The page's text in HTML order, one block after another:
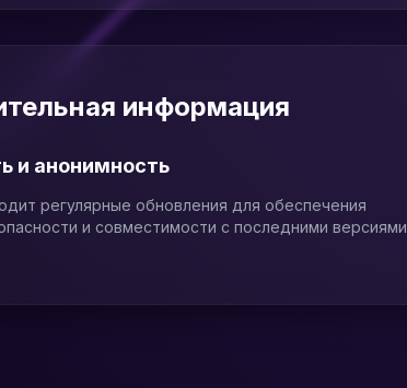
информация
и анонимность
регулярные обновления для обеспечения
и совместимости с последними версиями